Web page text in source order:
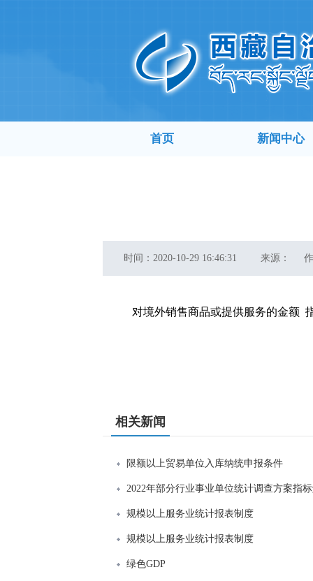
首页 新闻中心
时间： 2020-10-29 16:46:31 来源：
对境外销售商品或提供服务的金额指
相关新闻
限额以上贸易单位入库纳统申报条件
2022年部分行业事业单位统计调查方案指
规模以上服务业统计报表制度
规模以上服务业统计报表制度
绿色GDP